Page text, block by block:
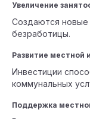
Увеличение
Создаются новые
безработицы.
Развитие местной
Инвестиции
коммунальных
Поддержка